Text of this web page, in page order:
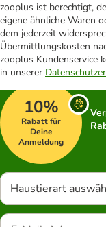
zooplus ist berechtigt,
eigene ähnliche Waren
dem jederzeit
Übermittlungskosten
zooplus Kundenservice
in unserer
10%
Rabatt für
Deine
Anmeldung
Haustierart